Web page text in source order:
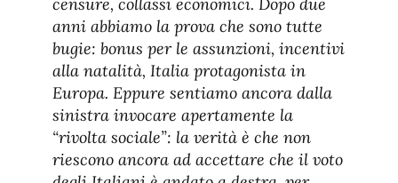
anni abbiamo la prova che sono tutte
bugie: bonus per le assunzioni, incentivi
alla natalità, Italia protagonista in
Europa. Eppure sentiamo ancora dalla
sinistra invocare apertamente la
“rivolta sociale”: la verità è che non
riescono ancora ad accettare che il voto